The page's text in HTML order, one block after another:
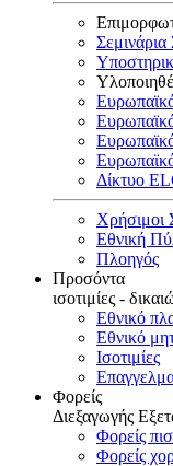
Δίκτυο
Χρήσιμοι
Εθνική
Πλοηγός
Προσόντα
ισοτιμίες -
Εθνικό
Εθνικό
Ισοτιμίες
Φορείς
Διεξαγωγής
Φορείς
Φορείς